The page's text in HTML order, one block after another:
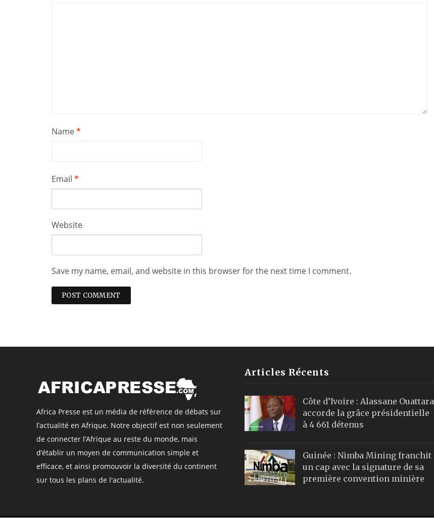
Name*
Email *
Website
Save my name, email, and website in this browser for the next time I comment.
Africa Presse est un média de référence de débats sur
l’actualité en Afrique. Notre objectif est non seulement
de connecter l’Afrique au reste du monde, mais
d’établir un moyen de communication simple et
efficace, et ainsi promouvoir la diversité du continent
sur tous les plans de l'actualité.
Articles Récents
Côte d’Ivoire : Alassane Ouattara
accorde la grâce présidentielle
à 4 661 détenus
Guinée : Nimba Mining franchit
un cap avec la signature de sa
première convention minière